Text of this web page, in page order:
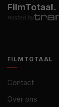
FilmTotaal.
hosted by
FILMTOTAAL
Contact
Over ons